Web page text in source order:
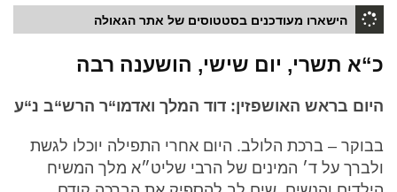
הישארו מעודכנים בסטטוסים של אתר הגאולה
כ“א תשרי, יום שישי, הושענה רבה
היום בראש האושפזין: דוד המלך ואדמו“ר הרש“ב נ“ע
בבוקר – ברכת הלולב. היום אחרי התפילה יוכלו לגשת
ולברך על ד׳ המינים של הרבי שליט״א מלך המשיח